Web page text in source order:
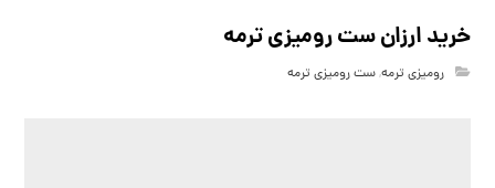
خرید ارزان ست رومیزی ترمه
رومیزی ترمه,ست رومیزی ترمه